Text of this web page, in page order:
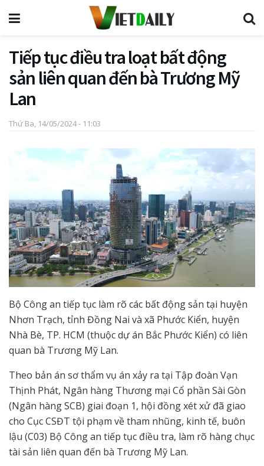
Tiếp tục điều tra loạt bất động
sản liên quan đến bà Trương Mỹ
Lan
Thứ Ba, 14/05/2024 - 11:03
Bộ Công an tiếp tục làm rõ các bất động sản tại huyện
Nhơn Trạch, tỉnh Đồng Nai và xã Phước Kiển, huyện
Nhà Bè, TP. HCM (thuộc dự án Bắc Phước Kiển) có liên
quan bà Trương Mỹ Lan.
Theo bản án sơ thẩm vụ án xảy ra tại Tập đoàn Vạn
Thịnh Phát, Ngân hàng Thương mại Cổ phần Sài Gòn
(Ngân hàng SCB) giai đoạn 1, hội đồng xét xử đã giao
cho Cục CSĐT tội phạm về tham nhũng, kinh tế, buôn
lậu (C03) Bộ Công an tiếp tục điều tra, làm rõ hàng chục
tài sản liên quan đến bà Trương Mỹ Lan.